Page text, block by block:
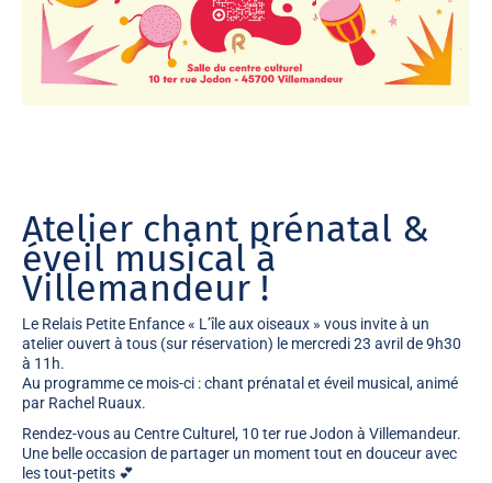
Atelier chant prénatal &
éveil musical à
Villemandeur !
Le Relais Petite Enfance« L’île aux oiseaux » vous invite à un
atelier ouvert à tous (sur réservation) le mercredi 23 avril de 9h30
à 11h.
Au programme ce mois-ci :chant prénatal et éveil musical , animé
par Rachel Ruaux.
Rendez-vous au Centre Culturel, 10 ter rue Jodon à Villemandeur.
Une belle occasion de partager un moment tout en douceur avec
les tout-petits 💕